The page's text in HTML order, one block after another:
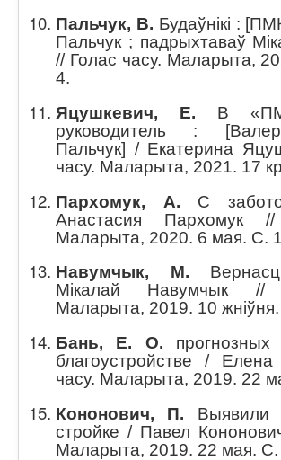
Пальчук, В. Будаўнікі :
Пальчук ; падрыхтаваў
// Голас часу. Маларыта,
4.
Яцушкевич, Е. В
руководитель :
Пальчук] / Екатерина
часу. Маларыта, 2021. 17
Пархомук, А. С
Анастасия Пархомук
Маларыта, 2020. 6 мая. С.
Навумчык, М.
Мікалай Навумчык //
Маларыта, 2019. 10
Бань, Е. О. прогнозных
благоустройстве /
часу. Маларыта, 2019. 22
Кононович, П. Выявили
стройке / Павел
Маларыта, 2019. 22 мая. С.